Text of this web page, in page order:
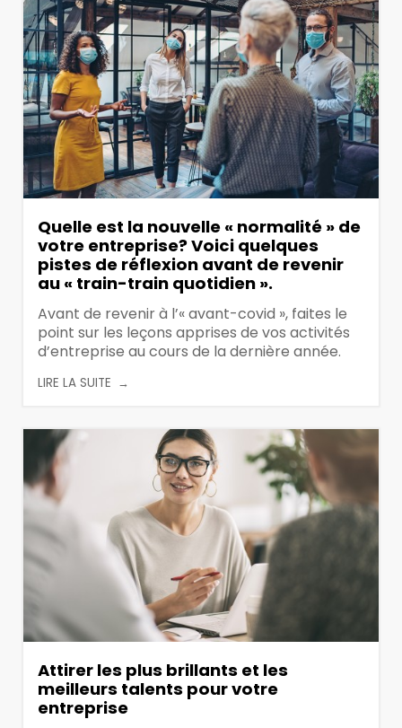
Quelle est la nouvelle « normalité » de
votre entreprise? Voici quelques
pistes de réflexion avant de revenir
au « train-train quotidien ».
Avant de revenir à l’« avant-covid », faites le
point sur les leçons apprises de vos activités
d’entreprise au cours de la dernière année.
LIRE LA SUITE
Attirer les plus brillants et les
meilleurs talents pour votre
entreprise